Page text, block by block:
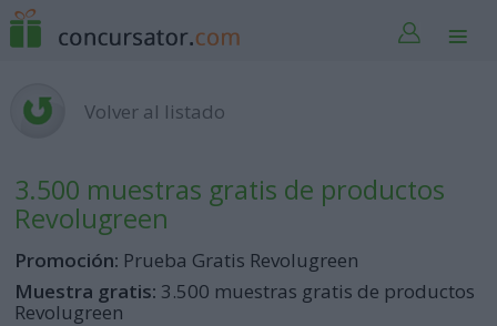
Volver al listado
3.500 muestras gratis de productos
Revolugreen
Promoción: Prueba Gratis Revolugreen
Muestra gratis: 3.500 muestras gratis de productos
Revolugreen